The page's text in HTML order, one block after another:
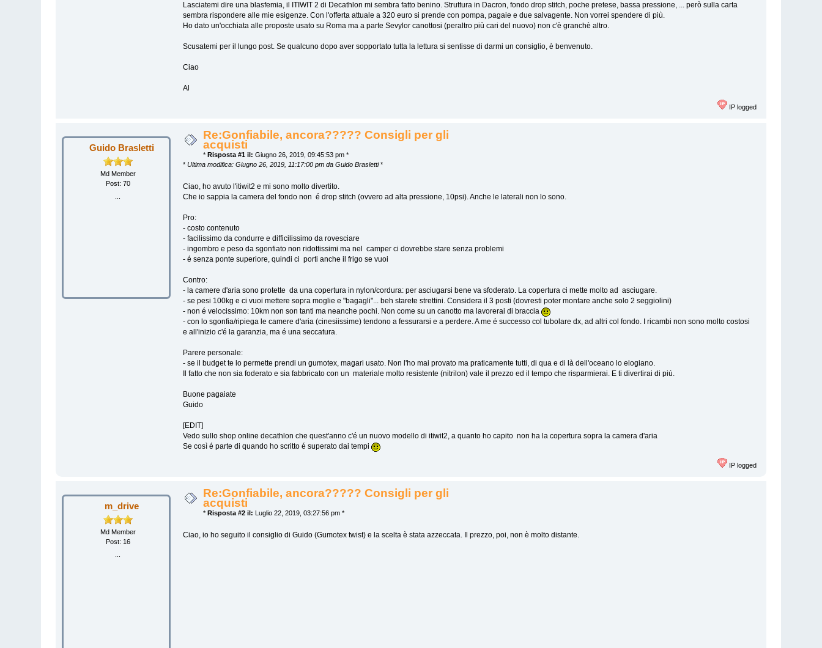
Lasciatemi dire una blasfemia, il ITIWIT 2 di Decathlon mi sembra fatto benino. Struttura in Dacron, fondo drop stitch, poche pretese, bassa pressione, ... però sulla carta
sembra rispondere alle mie esigenze. Con l'offerta attuale a 320 euro si prende con pompa, pagaie e due salvagente. Non vorrei spendere di più.
Ho dato un'occhiata alle proposte usato su Roma ma a parte Sevylor canottosi (peraltro più cari del nuovo) non c'è granchè altro.
Scusatemi per il lungo post. Se qualcuno dopo aver sopportato tutta la lettura si sentisse di darmi un consiglio, è benvenuto.
Ciao
Al
IP logged
Guido Brasletti
Md Member
Post: 70
Re:Gonfiabile, ancora????? Consigli per gli
acquisti
* Risposta #1 il: Giugno 26, 2019, 09:45:53 pm *
*Ultima modifica: Giugno 26, 2019, 11:17:00 pm da Guido Brasletti*
Ciao, ho avuto l'itiwit2 e mi sono molto divertito.
Che io sappia la camera del fondo non é drop stitch (ovvero ad alta pressione, 10psi). Anche le laterali non lo sono.
Pro:
- costo contenuto
- facilissimo da condurre e difficilissimo da rovesciare
- ingombro e peso da sgonfiato non ridottissimi ma nel camper ci dovrebbe stare senza problemi
- é senza ponte superiore, quindi ci porti anche il frigo se vuoi
Contro:
- la camere d'aria sono protette da una copertura in nylon/cordura: per asciugarsi bene va sfoderato. La copertura ci mette molto ad asciugare.
- se pesi 100kg e ci vuoi mettere sopra moglie e "bagagli"... beh starete strettini. Considera il 3 posti (dovresti poter montare anche solo 2 seggiolini)
- non é velocissimo: 10km non son tanti ma neanche pochi. Non come su un canotto ma lavorerai di braccia
- con lo sgonfia/ripiega le camere d'aria (cinesiissime) tendono a fessurarsi e a perdere. A me é successo col tubolare dx, ad altri col fondo. I ricambi non sono molto costosi
e all'inizio c'é la garanzia, ma é una seccatura.
Parere personale:
- se il budget te lo permette prendi un gumotex, magari usato. Non l'ho mai provato ma praticamente tutti, di qua e di là dell'oceano lo elogiano.
Il fatto che non sia foderato e sia fabbricato con un materiale molto resistente (nitrilon) vale il prezzo ed il tempo che risparmierai. E ti divertirai di più.
Buone pagaiate
Guido
[EDIT]
Vedo sullo shop online decathlon che quest'anno c'é un nuovo modello di itiwit2, a quanto ho capito non ha la copertura sopra la camera d'aria
Se così é parte di quando ho scritto é superato dai tempi
IP logged
m_drive
Md Member
Post: 16
Re:Gonfiabile, ancora????? Consigli per gli
acquisti
* Risposta #2 il: Luglio 22, 2019, 03:27:56 pm *
Ciao, io ho seguito il consiglio di Guido (Gumotex twist) e la scelta è stata azzeccata. Il prezzo, poi, non è molto distante.